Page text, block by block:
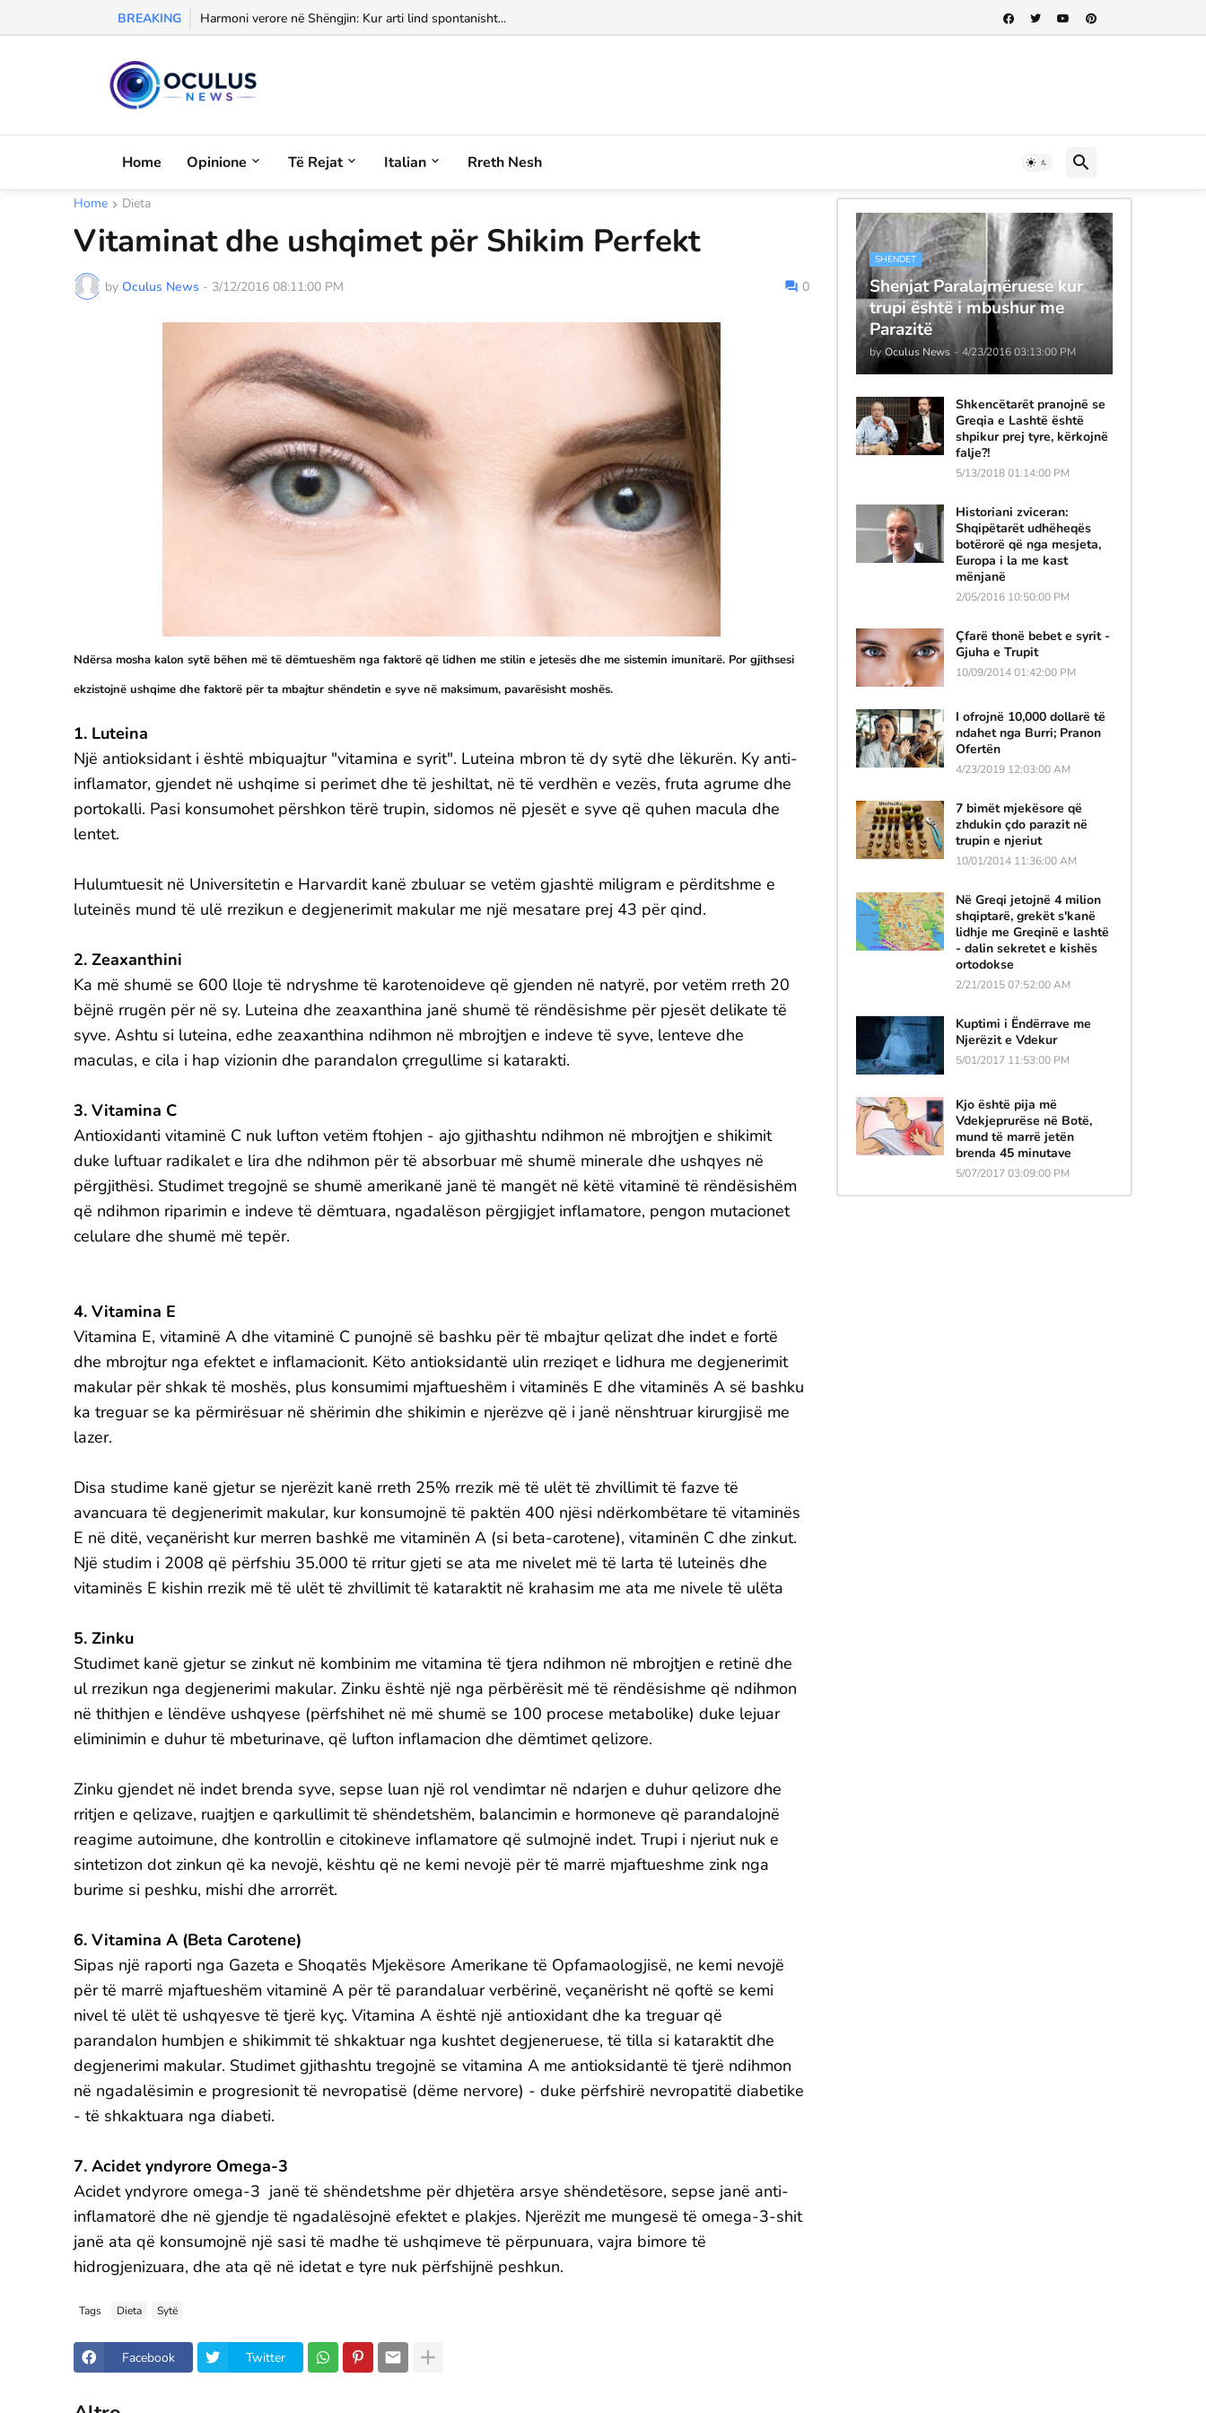
BREAKING Morali, frika dhe dashuria...
Home Opinione Të Rejat Italian Rreth Nesh
Home Dieta
Vitaminat dhe ushqimet për Shikim Perfekt
by Oculus News - 3/12/2016 08:11:00 PM 0
Ndërsa mosha kalon sytë bëhen më të dëmtueshëm nga faktorë që lidhen me stilin e jetesës dhe me sistemin imunitarë. Por gjithsesi
ekzistojnë ushqime dhe faktorë për ta mbajtur shëndetin e syve në maksimum, pavarësisht moshës.
1. Luteina
Një antioksidant i është mbiquajtur "vitamina e syrit". Luteina mbron të dy sytë dhe lëkurën. Ky anti-
inflamator, gjendet në ushqime si perimet dhe të jeshiltat, në të verdhën e vezës, fruta agrume dhe
portokalli. Pasi konsumohet përshkon tërë trupin, sidomos në pjesët e syve që quhen macula dhe
lentet.
Hulumtuesit në Universitetin e Harvardit kanë zbuluar se vetëm gjashtë miligram e përditshme e
luteinës mund të ulë rrezikun e degjenerimit makular me një mesatare prej 43 për qind.
2. Zeaxanthini
Ka më shumë se 600 lloje të ndryshme të karotenoideve që gjenden në natyrë, por vetëm rreth 20
bëjnë rrugën për në sy. Luteina dhe zeaxanthina janë shumë të rëndësishme për pjesët delikate të
syve. Ashtu si luteina, edhe zeaxanthina ndihmon në mbrojtjen e indeve të syve, lenteve dhe
maculas, e cila i hap vizionin dhe parandalon çrregullime si katarakti.
3. Vitamina C
Antioxidanti vitaminë C nuk lufton vetëm ftohjen - ajo gjithashtu ndihmon në mbrojtjen e shikimit
duke luftuar radikalet e lira dhe ndihmon për të absorbuar më shumë minerale dhe ushqyes në
përgjithësi. Studimet tregojnë se shumë amerikanë janë të mangët në këtë vitaminë të rëndësishëm
që ndihmon riparimin e indeve të dëmtuara, ngadalëson përgjigjet inflamatore, pengon mutacionet
celulare dhe shumë më tepër.
4. Vitamina E
Vitamina E, vitaminë A dhe vitaminë C punojnë së bashku për të mbajtur qelizat dhe indet e fortë
dhe mbrojtur nga efektet e inflamacionit. Këto antioksidantë ulin rreziqet e lidhura me degjenerimit
makular për shkak të moshës, plus konsumimi mjaftueshëm i vitaminës E dhe vitaminës A së bashku
ka treguar se ka përmirësuar në shërimin dhe shikimin e njerëzve që i janë nënshtruar kirurgjisë me
lazer.
Disa studime kanë gjetur se njerëzit kanë rreth 25% rrezik më të ulët të zhvillimit të fazve të
avancuara të degjenerimit makular, kur konsumojnë të paktën 400 njësi ndërkombëtare të vitaminës
E në ditë, veçanërisht kur merren bashkë me vitaminën A (si beta-carotene), vitaminën C dhe zinkut.
Një studim i 2008 që përfshiu 35.000 të rritur gjeti se ata me nivelet më të larta të luteinës dhe
vitaminës E kishin rrezik më të ulët të zhvillimit të kataraktit në krahasim me ata me nivele të ulëta
5. Zinku
Studimet kanë gjetur se zinkut në kombinim me vitamina të tjera ndihmon në mbrojtjen e retinë dhe
ul rrezikun nga degjenerimi makular. Zinku është një nga përbërësit më të rëndësishme që ndihmon
në thithjen e lëndëve ushqyese (përfshihet në më shumë se 100 procese metabolike) duke lejuar
eliminimin e duhur të mbeturinave, që lufton inflamacion dhe dëmtimet qelizore.
Zinku gjendet në indet brenda syve, sepse luan një rol vendimtar në ndarjen e duhur qelizore dhe
rritjen e qelizave, ruajtjen e qarkullimit të shëndetshëm, balancimin e hormoneve që parandalojnë
reagime autoimune, dhe kontrollin e citokineve inflamatore që sulmojnë indet. Trupi i njeriut nuk e
sintetizon dot zinkun që ka nevojë, kështu që ne kemi nevojë për të marrë mjaftueshme zink nga
burime si peshku, mishi dhe arrorrët.
6. Vitamina A (Beta Carotene)
Sipas një raporti nga Gazeta e Shoqatës Mjekësore Amerikane të Opfamaologjisë, ne kemi nevojë
për të marrë mjaftueshëm vitaminë A për të parandaluar verbërinë, veçanërisht në qoftë se kemi
nivel të ulët të ushqyesve të tjerë kyç. Vitamina A është një antioxidant dhe ka treguar që
parandalon humbjen e shikimmit të shkaktuar nga kushtet degjeneruese, të tilla si kataraktit dhe
degjenerimi makular. Studimet gjithashtu tregojnë se vitamina A me antioksidantë të tjerë ndihmon
në ngadalësimin e progresionit të nevropatisë (dëme nervore) - duke përfshirë nevropatitë diabetike
- të shkaktuara nga diabeti.
7. Acidet yndyrore Omega-3
Acidet yndyrore omega-3 janë të shëndetshme për dhjetëra arsye shëndetësore, sepse janë anti-
inflamatorë dhe në gjendje të ngadalësojnë efektet e plakjes. Njerëzit me mungesë të omega-3-shit
janë ata që konsumojnë një sasi të madhe të ushqimeve të përpunuara, vajra bimore të
hidrogjenizuara, dhe ata që në idetat e tyre nuk përfshijnë peshkun.
Tags Dieta Sytë
Facebook Twitter
SHENDET
Shenjat Paralajmëruese kur
trupi është i mbushur me
Parazitë
by Oculus News - 4/23/2016 03:13:00 PM
Shkencëtarët pranojnë se
Greqia e Lashtë është
shpikur prej tyre, kërkojnë
falje?!
5/13/2018 01:14:00 PM
Historiani zviceran:
Shqipëtarët udhëheqës
botërorë që nga mesjeta,
Europa i la me kast
mënjanë
2/05/2016 10:50:00 PM
Çfarë thonë bebet e syrit -
Gjuha e Trupit
10/09/2014 01:42:00 PM
I ofrojnë 10,000 dollarë të
ndahet nga Burri; Pranon
Ofertën
4/23/2019 12:03:00 AM
7 bimët mjekësore që
zhdukin çdo parazit në
trupin e njeriut
10/01/2014 11:36:00 AM
Në Greqi jetojnë 4 milion
shqiptarë, grekët s'kanë
lidhje me Greqinë e lashtë
- dalin sekretet e kishës
ortodokse
2/21/2015 07:52:00 AM
Kuptimi i Ëndërrave me
Njerëzit e Vdekur
5/01/2017 11:53:00 PM
Kjo është pija më
Vdekjeprurëse në Botë,
mund të marrë jetën
brenda 45 minutave
5/07/2017 03:09:00 PM